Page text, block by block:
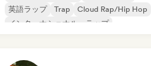
英語ラップ
Trap
Cloud Rap/Hip Hop
インターナショナル・ラップ